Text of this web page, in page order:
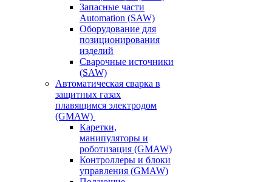
Запасные части
Automation (SAW)
Оборудование для
позиционирования
изделий
Сварочные источники
(SAW)
Автоматическая сварка в
защитных газах
плавящимся электродом
(GMAW)
Каретки,
манипуляторы и
роботизация (GMAW)
Контроллеры и блоки
управления (GMAW)